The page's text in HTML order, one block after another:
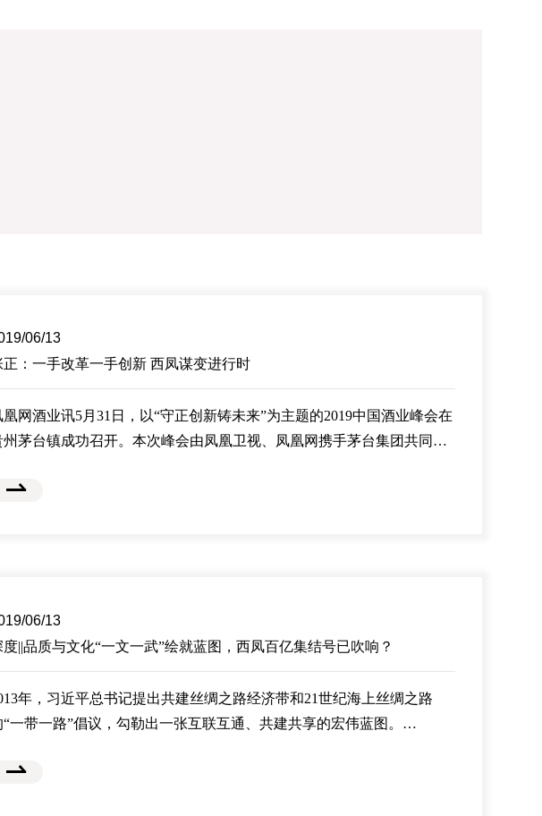
06/13
正：一手改革一手创新 西凤谋变进行时
凰网酒业讯5月31日，以“守正创新铸未来”为主题的2019中国酒业峰会在
州茅台镇成功召开。本次峰会由凤凰卫视、凤凰网携手茅台集团共同主
升产业价值、拓宽酒业格局的新路径，为中国酒业的未来共同助力。
06/13
度||品质与文化“一文一武”绘就蓝图，西凤百亿集结号已吹响？
年，习近平总书记提出共建丝绸之路经济带和21世纪海上丝绸之路
“一带一路”倡议，勾勒出一张互联互通、共建共享的宏伟蓝图。
流、通商贸易、共享共赢的合作与发展平台。这条在21世纪通往世界的